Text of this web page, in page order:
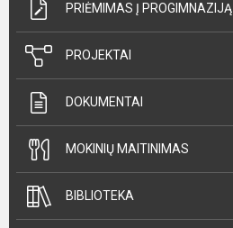
PRIĖMIMAS Į PROGIMNAZIJĄ
PROJEKTAI
DOKUMENTAI
MOKINIŲ MAITINIMAS
BIBLIOTEKA